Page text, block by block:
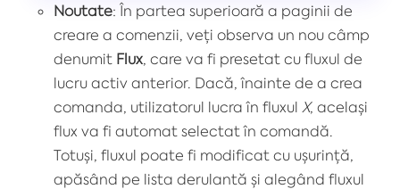
Noutate: În partea superioară a paginii de
creare a comenzii, veți observa un nou câmp
denumit Flux, care va fi presetat cu fluxul de
lucru activ anterior. Dacă, înainte de a crea
comanda, utilizatorul lucra în fluxul X, același
flux va fi automat selectat în comandă.
Totuși, fluxul poate fi modificat cu ușurință,
apăsând pe lista derulantă și alegând fluxul